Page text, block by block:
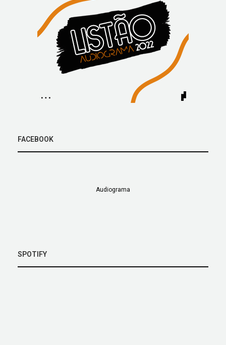
FACEBOOK
Audiograma
SPOTIFY